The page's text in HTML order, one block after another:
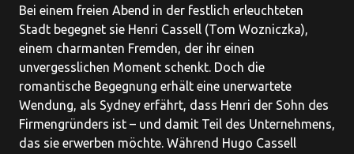
Bei einem freien Abend in der festlich erleuchteten
Stadt begegnet sie Henri Cassell (Tom Wozniczka),
einem charmanten Fremden, der ihr einen
unvergesslichen Moment schenkt. Doch die
romantische Begegnung erhält eine unerwartete
Wendung, als Sydney erfährt, dass Henri der Sohn des
Firmengründers ist – und damit Teil des Unternehmens,
das sie erwerben möchte. Während Hugo Cassell